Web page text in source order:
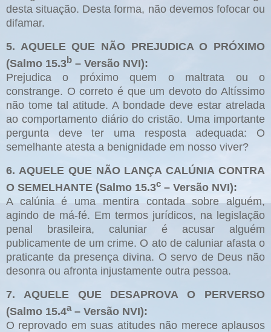
desta situação. Desta forma, não devemos fofocar ou
difamar.
5. AQUELE QUE NÃO PREJUDICA O PRÓXIMO
(Salmo 15.3b – Versão NVI):
Prejudica o próximo quem o maltrata ou o
constrange. O correto é que um devoto do Altíssimo
não tome tal atitude. A bondade deve estar atrelada
ao comportamento diário do cristão. Uma importante
pergunta deve ter uma resposta adequada: O
semelhante atesta a benignidade em nosso viver?
6. AQUELE QUE NÃO LANÇA CALÚNIA CONTRA
O SEMELHANTE (Salmo 15.3c – Versão NVI):
A calúnia é uma mentira contada sobre alguém,
agindo de má-fé. Em termos jurídicos, na legislação
penal brasileira, caluniar é acusar alguém
publicamente de um crime. O ato de caluniar afasta o
praticante da presença divina. O servo de Deus não
desonra ou afronta injustamente outra pessoa.
7. AQUELE QUE DESAPROVA O PERVERSO
(Salmo 15.4a– Versão NVI):
O reprovado em suas atitudes não merece aplausos